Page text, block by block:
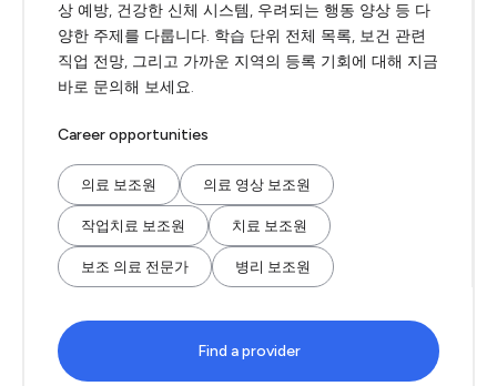
상 예방, 건강한 신체 시스템, 우려되는 행동 양상 등 다
양한 주제를 다룹니다. 학습 단위 전체 목록, 보건 관련
직업 전망, 그리고 가까운 지역의 등록 기회에 대해 지금
바로 문의해 보세요.
Career opportunities
의료 보조원 의료 영상 보조원
작업치료 보조원 치료 보조원
보조 의료 전문가 병리 보조원
Find a provider